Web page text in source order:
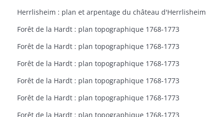
Herrlisheim : plan et arpentage du château d'Herrlisheim
Forêt de la Hardt : plan topographique 1768-1773
Forêt de la Hardt : plan topographique 1768-1773
Forêt de la Hardt : plan topographique 1768-1773
Forêt de la Hardt : plan topographique 1768-1773
Forêt de la Hardt : plan topographique 1768-1773
Forêt de la Hardt : plan topographique 1768-1773